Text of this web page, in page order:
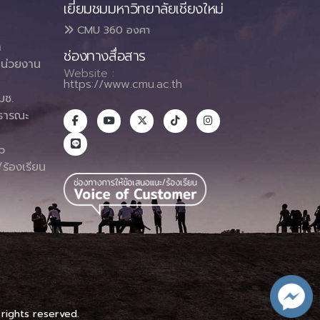
วยงาน
ช.
รณะ
องเรียน
เยี่ยมชมมหาวิทยาลัยเชียงใหม่
CMU 360 องศา
ช่องทางสื่อสาร
Website :
https://www.cmu.ac.th
reserved.